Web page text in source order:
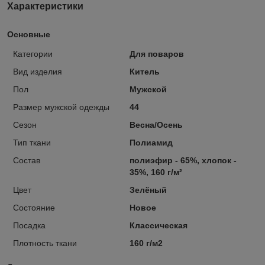
Характеристики
Основные
Категории
Для поваров
Вид изделия
Китель
Пол
Мужской
Размер мужской одежды
44
Сезон
Весна/Осень
Тип ткани
Полиамид
Состав
полиэфир - 65%, хлопок -
35%, 160 г/м²
Цвет
Зелёный
Состояние
Новое
Посадка
Классическая
Плотность ткани
160 г/м2